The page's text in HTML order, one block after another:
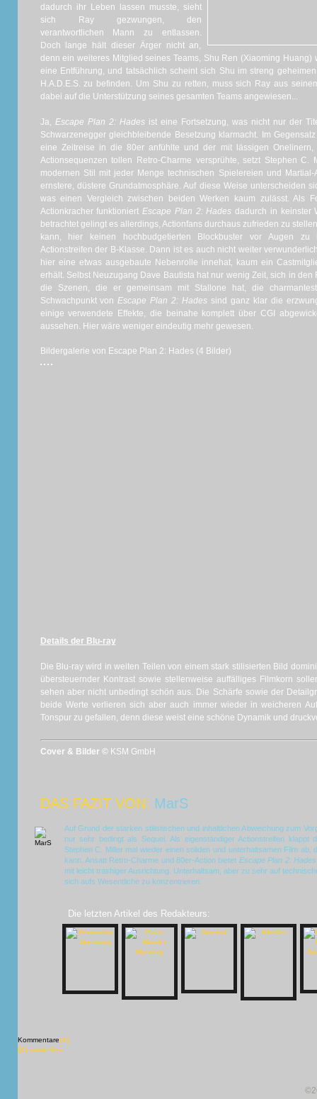
dadurch ihr Leben lassen musste, sieht
sich Ray gezwungen, den
verantwortlichen Mann zu entlassen.
Doch lange hält dieser Ärger nicht an,
denn ein weiteres Mitglied seines Teams, Shu Ren (Xiaoming Huang)
eine Entführung, und tatsächlich scheint sich Shu im streng
H.A.D.E.S. zu befinden. Um Shu zu retten, muss sich Ray aus
dabei auf die Unterstützung seines gesamten Teams angewiesen...
Ja, Escape Plan 2: Hadesist eine Fortsetzung, was nicht nur der
Schwarzenegger gleichbleibende Besetzung klarmacht. Im
eine Zeitreise in die 80er anfühlte und der mit lässigen
Actionsequenzen tollen Retro-Charme versprühte, setzt Stephen
modernen Stil mit jeder Menge technischen Spielereien und
ernstere, düstere Grundatmosphäre. Auf diese Weise unterscheiden
was einen Vergleich zwischen beiden Werken kaum zulässt. Als
Actionkracher funktioniertEscape Plan 2: Hades dadurch in keinster
betrachtet gelingt es allerdings, Actionfans durchaus zufrieden zu
kann, hier keinen hochbudgetierten Blockbuster vor Augen zu
Actionstreifen der B-Klasse. Dann ist es auch nicht weiter
hier eine etwas ausgebaute Nebenrolle innehat, kaum ein
erhält. Selbst Neuzugang Dave Bautista hat nur wenig Zeit, sich in
die Szenen, die er gemeinsam mit Stallone hat, die
Schwachpunkt vonEscape Plan 2: Hades sind ganz klar die
einige verwendete Effekte, die beinahe komplett über CGI
aussehen. Hier wäre weniger eindeutig mehr gewesen.
Bildergalerie von Escape Plan 2: Hades (4 Bilder)
Details der Blu-ray
Die Blu-ray wird in weiten Teilen von einem stark stilisierten Bild
übersteuernder Kontrast sowie stellenweise auffälliges Filmkorn
sehen aber nicht unbedingt schön aus. Die Schärfe sowie der
beide Werte verlieren sich aber auch immer wieder in weicheren
Tonspur zu gefallen, denn diese weist eine schöne Dynamik und
Cover & Bilder © KSM GmbH
DAS FAZIT VON: MarS
Auf Grund der starken stilistischen und inhaltlichen Abweichung zum
nur sehr bedingt als Sequel. Als eigenständiger Actionstreifen
Stephen C. Miller mal wieder einen soliden und unterhaltsamen Film
kann. Ansatt Retro-Charme und 80er-Action bietet Escape Plan 2:
mit leicht trashiger Ausrichtung. Unterhaltsam, aber zu sehr auf
sich aufs Wesentliche zu konzentrieren.
Die letzten Artikel des Redakteurs:
Kommentare[X]
[X] schließen